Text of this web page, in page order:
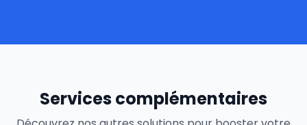
Services complémentaires